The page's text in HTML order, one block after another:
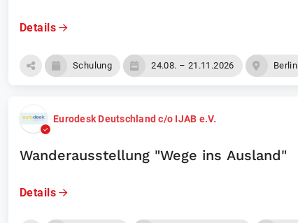
Details
Schulung 24.08. – 21.11.2026 Berlin
Eurodesk Deutschland c/o IJAB e.V.
Wanderausstellung "Wege ins Ausland"
Details